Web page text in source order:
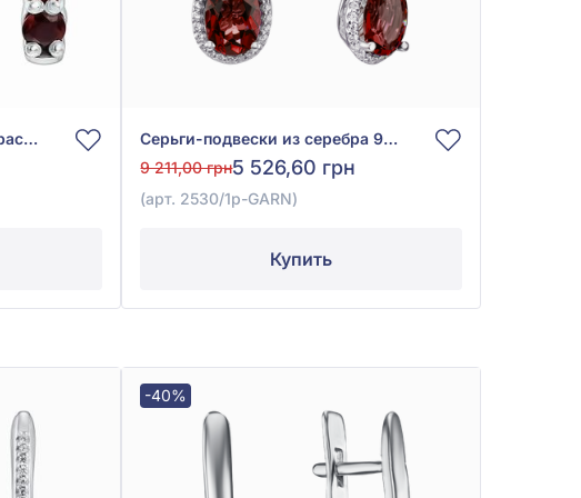
Серьги из серебра 925° с красным гранатом, арт. 2523/1p-GARN
Серьги-подвески из серебра 925° с красным гранатом и фианитом, арт. 2530/1р-GARN
9 211,00 грн5 526,60 грн
(арт. 2530/1р-GARN)
Купить
-40%